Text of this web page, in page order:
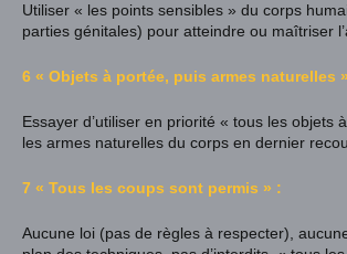
Utiliser « les points sensibles » du corps
parties génitales) pour atteindre ou maîtriser
6 « Objets à portée, puis armes naturelles
Essayer d’utiliser en priorité « tous les objets
les armes naturelles du corps en dernier
7 « Tous les coups sont permis » :
Aucune loi (pas de règles à respecter),